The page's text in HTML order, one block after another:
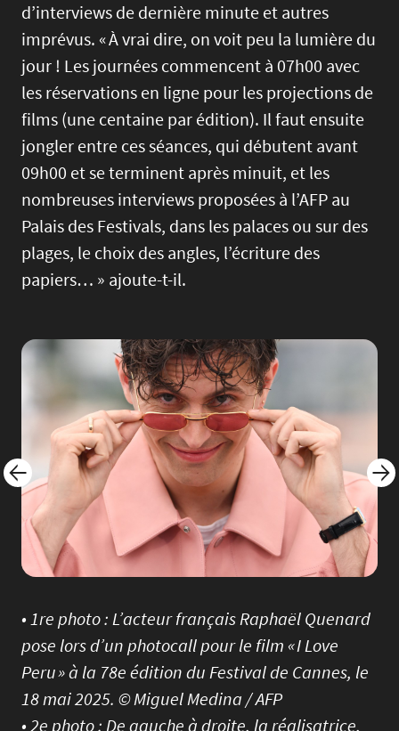
d’interviews de dernière minute et autres
imprévus. « À vrai dire, on voit peu la lumière du
jour ! Les journées commencent à 07h00 avec
les réservations en ligne pour les projections de
films (une centaine par édition). Il faut ensuite
jongler entre ces séances, qui débutent avant
09h00 et se terminent après minuit, et les
nombreuses interviews proposées à l’AFP au
Palais des Festivals, dans les palaces ou sur des
plages, le choix des angles, l’écriture des
papiers… » ajoute-t-il.
Image
• 1re photo : L’acteur français Raphaël Quenard
pose lors d’un photocall pour le film « I Love
Peru » à la 78e édition du Festival de Cannes, le
18 mai 2025. © Miguel Medina / AFP
• 2e photo : De gauche à droite, la réalisatrice,